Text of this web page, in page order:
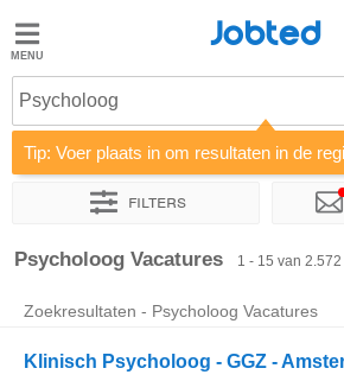
Jobted
Vacatures
Salarissen
Jobted
Psycholoog
Tip: Voer plaats in om resultaten in de
Filters
Sorteer op Bedrijf Uitzendbureau
Psycholoog Vacatures 1 - 15 van 2.572
Zoekresultaten - Psycholoog Vacatures
Klinisch Psycholoog - GGZ -